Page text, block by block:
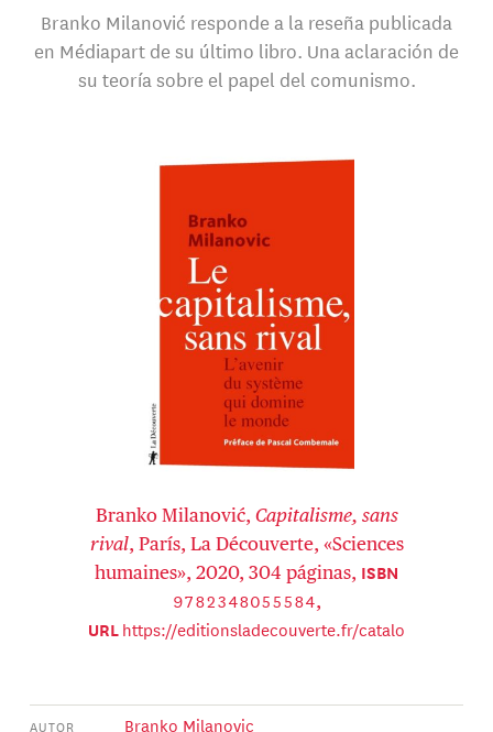
Branko Milanović responde a la reseña publicada
en Médiapart de su último libro. Una aclaración de
su teoría sobre el papel del comunismo.
Branko Milanović, Capitalisme, sans
rival, París, La Découverte, «Sciences
humaines», 2020, 304 páginas, ISBN
9782348055584,
URLhttps://editionsladecouverte.fr/catalo
AUTOR Branko Milanovic